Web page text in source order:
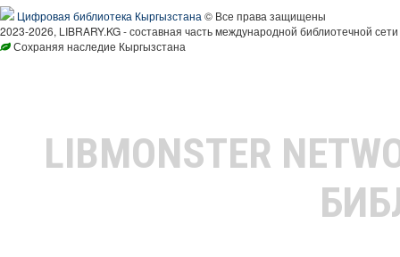
Цифровая библиотека Кыргызстана © Все права защищены
2023-2026, LIBRARY.KG - составная часть международной библиотечной
Сохраняя наследие Кыргызстана
LIBMONSTER